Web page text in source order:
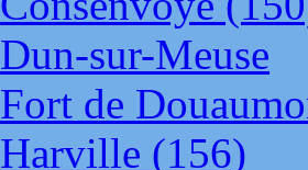
Dun-sur-Meuse
Fort de
Harville (156)